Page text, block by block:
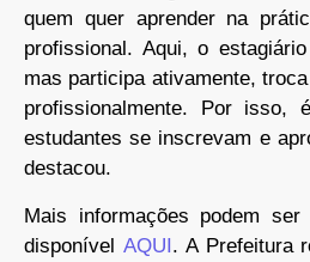
quem quer aprender na
profissional. Aqui, o
mas participa ativamente,
profissionalmente. Por isso,
estudantes se inscrevam e
destacou.
Mais informações podem
disponível AQUI. A Prefeitura